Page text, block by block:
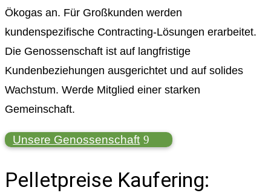
Ökogas an. Für Großkunden werden
kundenspezifische Contracting-Lösungen erarbeitet.
Die Genossenschaft ist auf langfristige
Kundenbeziehungen ausgerichtet und auf solides
Wachstum. Werde Mitglied einer starken
Gemeinschaft.
Unsere Genossenschaft
Pelletpreise Kaufering: